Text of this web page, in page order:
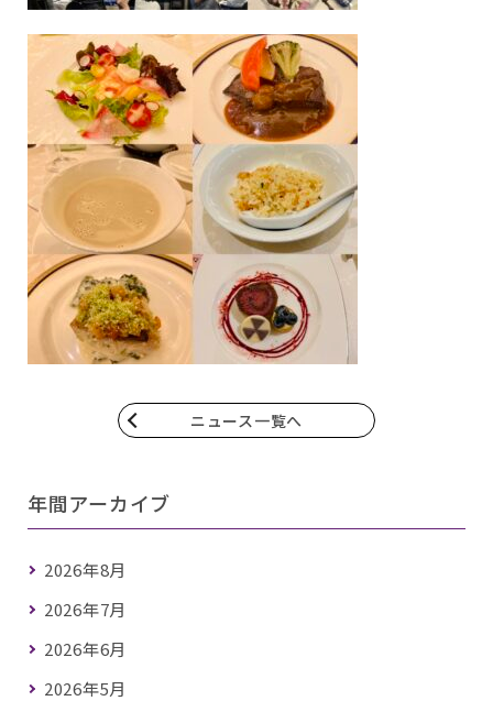
ニュース一覧へ
年間アーカイブ
2026年8月
2026年7月
2026年6月
2026年5月